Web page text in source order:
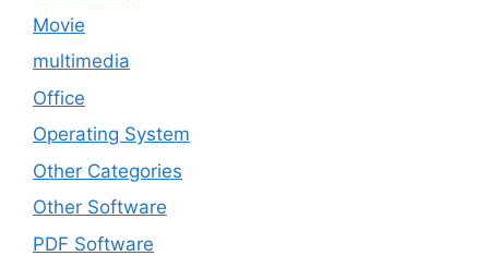
Movie
multimedia
Office
Operating System
Other Categories
Other Software
PDF Software